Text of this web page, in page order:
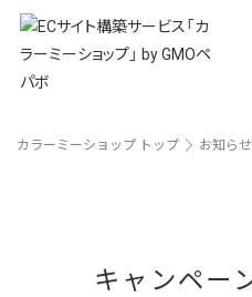
カラーミーショップ トップ お知ら
キャンペー